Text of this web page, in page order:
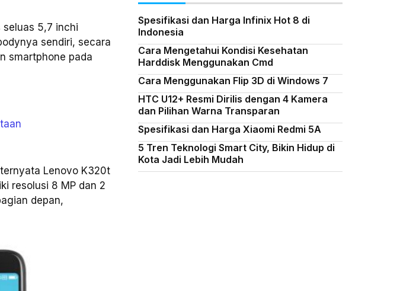
seluas 5,7 inchi
sendiri, secara
smartphone pada
Lenovo K320t
resolusi 8 MP dan 2
depan,
Spesifikasi dan Harga Infinix Hot 8 di
Indonesia
Cara Mengetahui Kondisi Kesehatan
Harddisk Menggunakan Cmd
Cara Menggunakan Flip 3D di Windows 7
HTC U12+ Resmi Dirilis dengan 4 Kamera
dan Pilihan Warna Transparan
Spesifikasi dan Harga Xiaomi Redmi 5A
5 Tren Teknologi Smart City, Bikin Hidup di
Kota Jadi Lebih Mudah